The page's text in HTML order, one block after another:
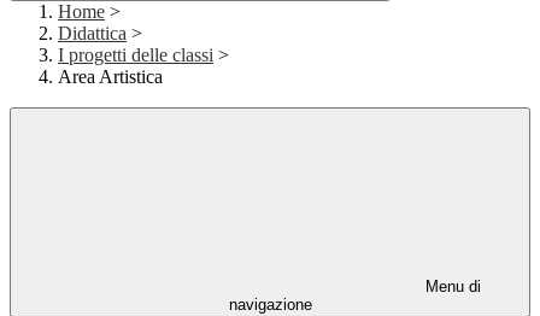
Home >
Didattica >
I progetti delle classi >
Area Artistica
Menu di
navigazione